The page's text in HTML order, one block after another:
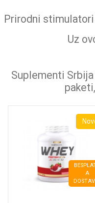
Prirodni stimulatori
Uz
Suplementi
A